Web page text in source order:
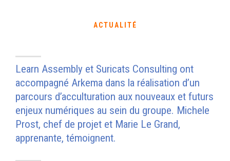
ACTUALITÉ
Learn Assembly et Suricats Consulting ont
accompagné Arkema dans la réalisation d’un
parcours d’acculturation aux nouveaux et futurs
enjeux numériques au sein du groupe. Michele
Prost, chef de projet et Marie Le Grand,
apprenante, témoignent.